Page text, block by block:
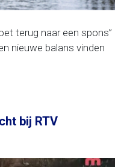
terug naar een spons”
nieuwe balans vinden
bij RTV